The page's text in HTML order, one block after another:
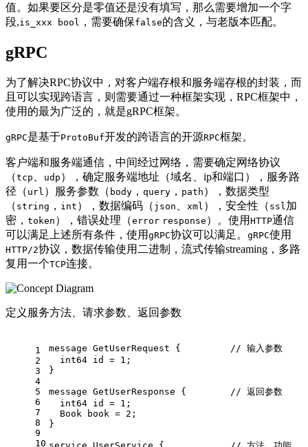
值。如果要区分是零值还是没有填写，那么需要增加一个字
段,is_xxx bool ，需要确保false的含义，与老版本匹配。
gRPC
为了解决RPC协议中，对客户端存根和服务端存根的封装，而
且可以实现跨语言，则需要通过一种框架实现，RPC框架中，
使用的最为广泛的，就是gRPC框架。
gRPC是基于ProtoBuf开发的跨语言的开源RPC框架。
客户端和服务端通信，中间经过网络，需要确定网络协议
（tcp udp ），确定服务端地址（域名、ip和端口），服务路
径（ url ）服务参数（ body ， query ， path ），数据类型
（ string ， int ），数据编码（ json xml ），安全性（ ssl 加
密， token ），错误处理（error response ）。使用 HTTP通信
可以满足上述所有条件，使用 gRPC协议可以满足。 gRPC使用
HTTP/2协议，数据传输使用二进制，流式传输streaming，多路
复用一个TCP连接。
定义服务方法、请求参数、返回参数
1
2
3
4
5
6
7
8
9
10
message GetUserRequest {
// 输入参数
int64 id = 1 ;
}
message GetUserResponse {
// 返回参数
int64 id = 1 ;
  Book book =
2 ;
}